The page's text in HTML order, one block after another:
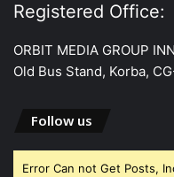
Registered Office:
ORBIT MEDIA GROUP
Old Bus Stand, Korba,
Follow us
Error Can not Get Posts,